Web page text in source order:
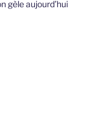
gèle aujourd’hui